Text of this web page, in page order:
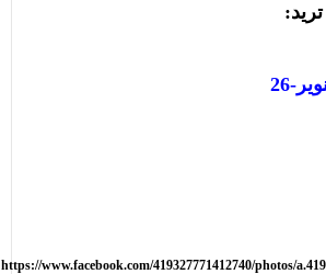
26
https://www.facebook.com/419327771412740/photos/